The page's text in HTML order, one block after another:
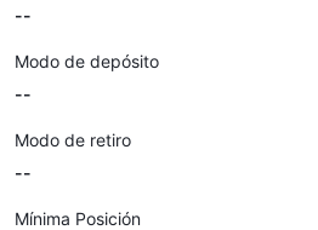
--
Modo de depósito
--
Modo de retiro
--
Mínima Posición